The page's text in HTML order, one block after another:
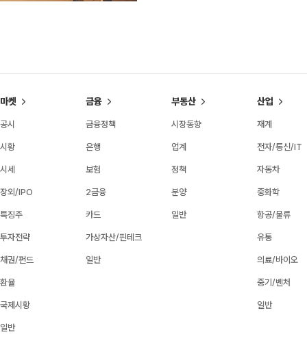
마켓
공시
시황
시세
장외/IPO
특징주
투자전략
채권/펀드
환율
국제시황
일반
금융
금융정책
은행
보험
2금융
카드
가상자산/핀테크
일반
부동산
시장동향
업계
정책
분양
일반
산업
재계
전자/통신/IT
자동차
중화학
항공/물류
유통
의료/바이오
중기/벤처
일반